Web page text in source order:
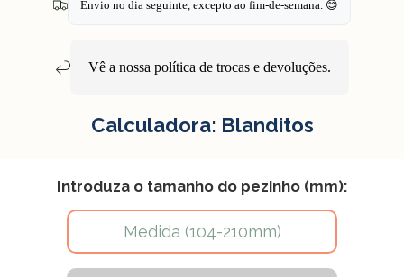
Envio no dia seguinte, excepto ao fim-de-semana. 😊
Vê a nossa política de trocas e devoluções.
Calculadora: Blanditos
Introduza o tamanho do pezinho (mm):